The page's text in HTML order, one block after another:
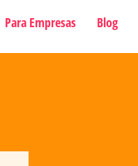
Para Empresas Blog